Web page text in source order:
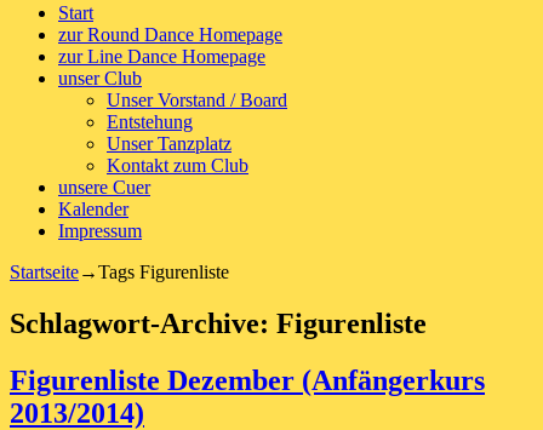
Start
zur Round Dance Homepage
zur Line Dance Homepage
unser Club
Unser Vorstand / Board
Entstehung
Unser Tanzplatz
Kontakt zum Club
unsere Cuer
Kalender
Impressum
Startseite→Tags Figurenliste
Schlagwort-Archive: Figurenliste
Figurenliste Dezember (Anfängerkurs
2013/2014)